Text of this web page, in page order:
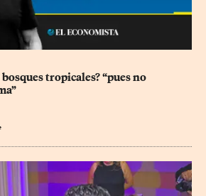
tropicales? “pues no